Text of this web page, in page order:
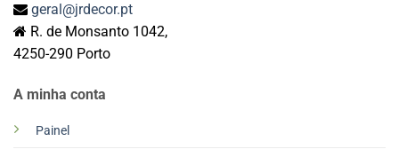
A minha conta
Painel
geral@jrdecor.pt
R. de Monsanto 1042,
4250-290 Porto